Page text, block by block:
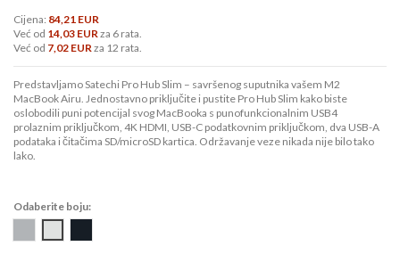
Cijena: 84,21 EUR
Već od 14,03 EUR za 6 rata.
Već od 7,02 EUR za 12 rata.
Predstavljamo Satechi Pro Hub Slim – savršenog suputnika vašem M2
MacBook Airu. Jednostavno priključite i pustite Pro Hub Slim kako biste
oslobodili puni potencijal svog MacBooka s punofunkcionalnim USB4
prolaznim priključkom, 4K HDMI, USB-C podatkovnim priključkom, dva USB-A
podataka i čitačima SD/microSD kartica. Održavanje veze nikada nije bilo tako
lako.
Odaberite boju: